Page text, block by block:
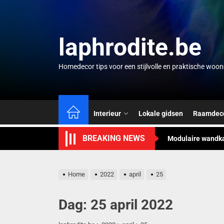
laphrodite.be
Homedecor tips voor een stijlvolle en praktische
Interieur Lokale gidsen
BREAKING NEWS
Betonlook voor
Modulaire
Home 2022 april 25
Dag: 25 april 2022